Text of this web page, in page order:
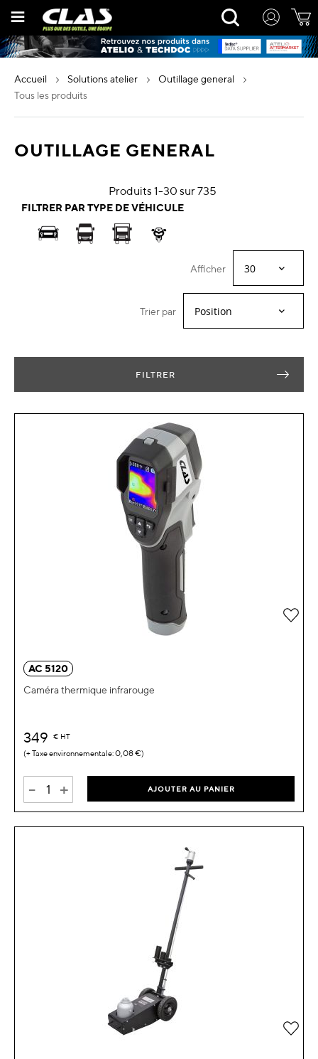
contenu
Rechercher
accueil solutions atelier
outillage general
tous les produits
OUTILLAGE GENERAL
Produits 1-30 sur735
FILTRER PAR TYPE DE VÉHICULE
Afficher
Trier par
FILTRER
AC 5120
Caméra thermique infrarouge
349 € HT
0,08 €
- + AJOUTER AU PANIER